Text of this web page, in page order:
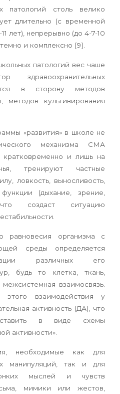
патологий столь велико
длительно (с временной
лет), непрерывно (до 4-7-10
и комплексно [9].
патологий вес чаше
здравоохранительных
в сторону методов
методов культивирования
«развития» в школе не
механизма СМА
кратковременно и лишь на
тренируют частные
ловкость, выносливость,
(дыхание, зрение,
создаст ситуацию
равновесия организма с
среды определяется
различных его
будь то клетка, ткань,
взаимосвязь.
этого взаимодействия у
активность (ДА), что
в виде схемы
активности».
необходимые как для
манипуляций, так и для
мыслей и чувств
мимики или жестов,